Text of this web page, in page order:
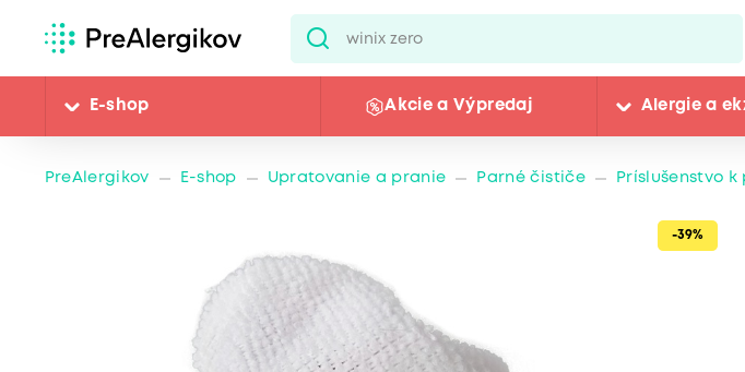
E-shop Akcie a Výpredaj Alergie a
PreAlergikov E-shop Upratovanie a pranie Parné čističe Príslušenstvo
-39%